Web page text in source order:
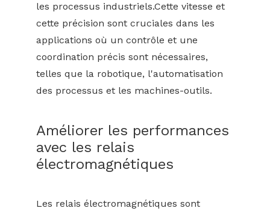
les processus industriels.Cette vitesse et
cette précision sont cruciales dans les
applications où un contrôle et une
coordination précis sont nécessaires,
telles que la robotique, l'automatisation
des processus et les machines-outils.
Améliorer les performances
avec les relais
électromagnétiques
Les relais électromagnétiques sont